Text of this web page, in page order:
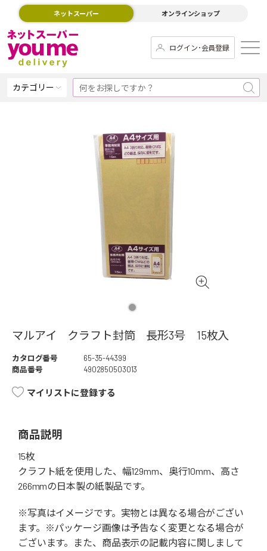
ネットスーパー オンラインショップ
ログイン･会員登録
カテゴリー
マルアイ クラフト封筒 長形3号 15枚入
カタログ番号
65-35-44399
商品番号
4902850503013
マイリストに登録する
商品説明
15枚
クラフト紙を使用した、幅129mm、奥行10mm、高さ
266mmの日本製の紙製品です。
※写真はイメージです。実物とは異なる場合がござい
ます。※パッケージ画像は予告なく変更となる場合が
ございます。また、商品表示の記載内容に関しまして